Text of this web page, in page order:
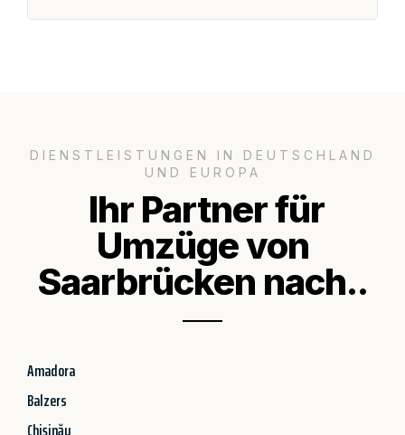
DIENSTLEISTUNGEN IN DEUTSCHLAND
UND EUROPA
Ihr Partner für
Umzüge von
Saarbrücken nach..
Amadora
Balzers